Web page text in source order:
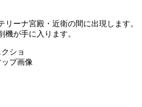
リーナ宮殿・近衛の間に出現します。
機が手に入ります。